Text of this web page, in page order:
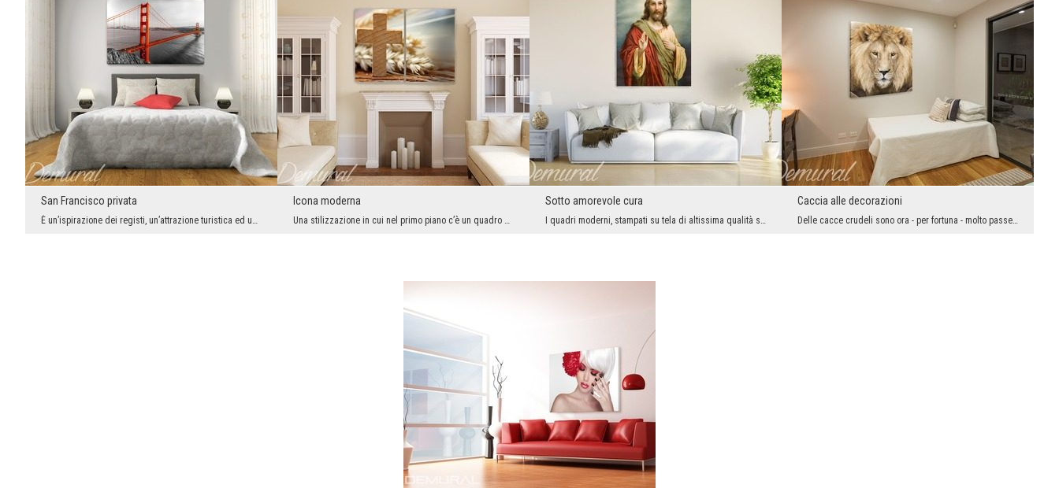
San Francisco privata Icona moderna Sotto amorevole cura Caccia alle decorazioni